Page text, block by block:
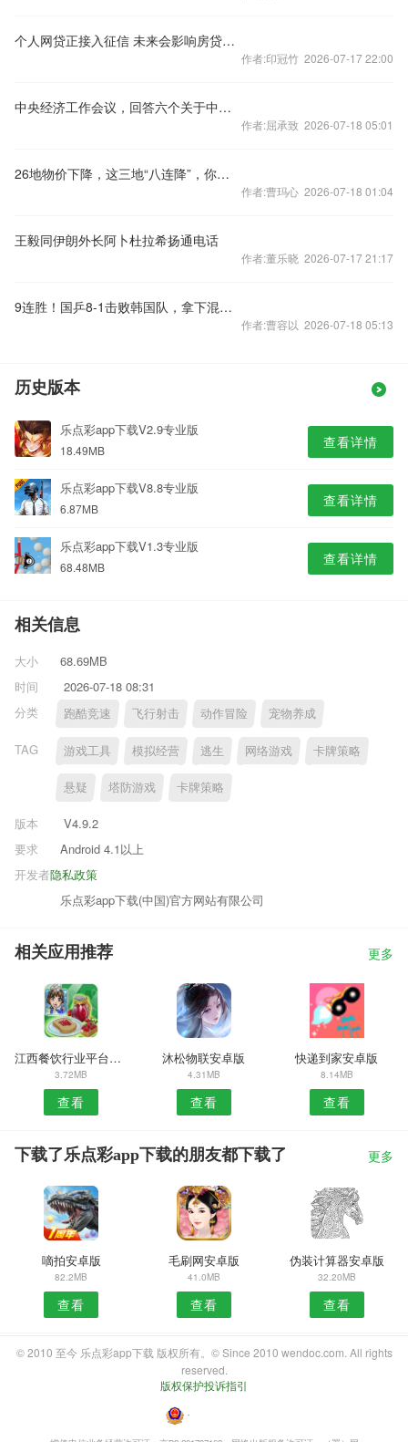
个人网贷正接入征信 未来会影响房贷么？
作者:印冠竹 2026-07-17 22:00
中央经济工作会议，回答六个关于中国经济的重要问题
作者:屈承致 2026-07-18 05:01
26地物价下降，这三地“八连降”，你家呢？
作者:曹玛心 2026-07-18 01:04
王毅同伊朗外长阿卜杜拉希扬通电话
作者:董乐晓 2026-07-17 21:17
9连胜！国乒8-1击败韩国队，拿下混合团体世界杯冠军
作者:曹容以 2026-07-18 05:13
历史版本
乐点彩app下载V2.9专业版
18.49MB 查看详情
乐点彩app下载V8.8专业版
6.87MB 查看详情
乐点彩app下载V1.3专业版
68.48MB 查看详情
相关信息
大小
68.69MB
时间
2026-07-18 08:31
分类
跑酷竞速 飞行射击 动作冒险 宠物养成
TAG 游戏工具 模拟经营 逃生 网络游戏 卡牌策略
悬疑 塔防游戏 卡牌策略
版本
V4.9.2
要求
Android 4.1以上
隐私政策
开发者
乐点彩app下载(中国)官方网站有限公司
相关应用推荐 更多
江西餐饮行业平台APP
3.72MB
查看
沐松物联安卓版
4.31MB
查看
快递到家安卓版
8.14MB
查看
下载了乐点彩app下载的朋友都下载了 更多
嘀拍安卓版
82.2MB
查看
毛刷网安卓版
41.0MB
查看
伪装计算器安卓版
32.20MB
查看
© 2010 至今 乐点彩app下载 版权所有。© Since 2010 wendoc.com. All rights
reserved.
版权保护投诉指引
・